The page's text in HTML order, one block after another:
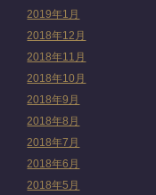
2019年1月
2018年12月
2018年11月
2018年10月
2018年9月
2018年8月
2018年7月
2018年6月
2018年5月